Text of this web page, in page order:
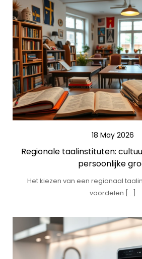
18 May 2026
Regionale taalinstituten:
persoonlijke
Het kiezen van een regionaal
voordelen […]